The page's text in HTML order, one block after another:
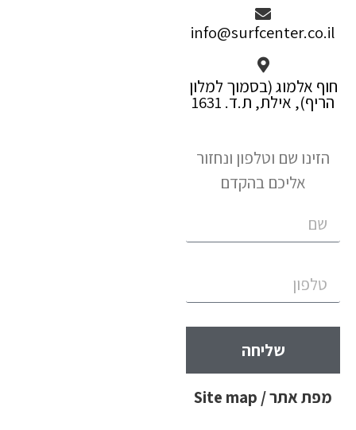
info@surfcenter.co.il
חוף אלמוג (בסמוך למלון
הריף), אילת, ת.ד. 1631
הזינו שם וטלפון ונחזור
אליכם בהקדם
שליחה
מפת אתר / Site map